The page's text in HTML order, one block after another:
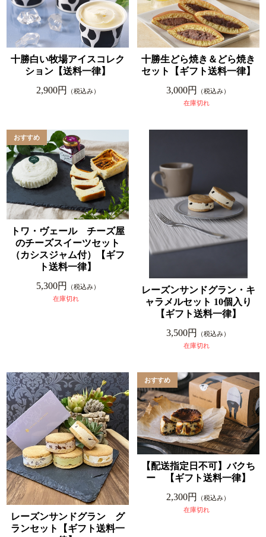
十勝白い牧場アイスコレク
ション【送料一律】
2,900円
（税込み）
十勝生どら焼き＆どら焼き
セット【ギフト送料一律】
3,000円
（税込み）
在庫切れ
トワ・ヴェール チーズ屋
のチーズスイーツセット
（カシスジャム付）【ギフ
ト送料一律】
5,300円
（税込み）
在庫切れ
レーズンサンドグラン・キ
ャラメルセット 10個入り
【ギフト送料一律】
3,500円
（税込み）
在庫切れ
レーズンサンドグラン グ
ランセット【ギフト送料一
【配送指定日不可】バクち
ー 【ギフト送料一律】
2,300円
（税込み）
在庫切れ